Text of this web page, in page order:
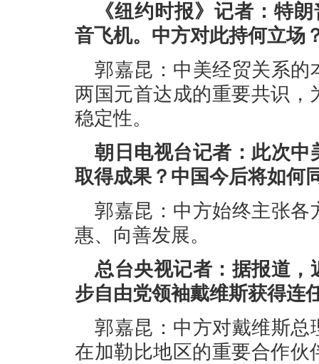
《纽约时报》记者：特
音飞机。中方对此持何立场
郭嘉昆：中美经贸关系的
两国元首达成的重要共识
稳定性。
朝日电视台记者：此次中
取得成果？中国今后将如何
郭嘉昆：中方始终主张各
惠、向善发展。
总台央视记者：据报道，
步自由党领袖戴维斯获得连
郭嘉昆：中方对戴维斯总
在加勒比地区的重要合作